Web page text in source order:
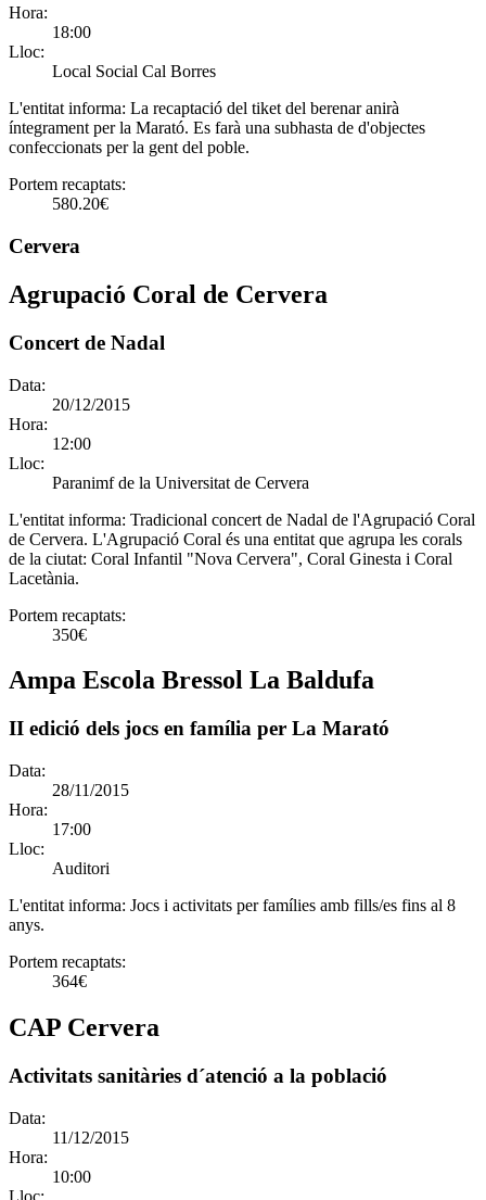
Hora:
18:00
Lloc:
Local Social Cal Borres
L'entitat informa: La recaptació del tiket del berenar anirà
íntegrament per la Marató. Es farà una subhasta de d'objectes
confeccionats per la gent del poble.
Portem recaptats:
580.20€
Cervera
Agrupació Coral de Cervera
Concert de Nadal
Data:
20/12/2015
Hora:
12:00
Lloc:
Paranimf de la Universitat de Cervera
L'entitat informa: Tradicional concert de Nadal de l'Agrupació Coral
de Cervera. L'Agrupació Coral és una entitat que agrupa les corals
de la ciutat: Coral Infantil "Nova Cervera", Coral Ginesta i Coral
Lacetània.
Portem recaptats:
350€
Ampa Escola Bressol La Baldufa
II edició dels jocs en família per La Marató
Data:
28/11/2015
Hora:
17:00
Lloc:
Auditori
L'entitat informa: Jocs i activitats per famílies amb fills/es fins al 8
anys.
Portem recaptats:
364€
CAP Cervera
Activitats sanitàries d´atenció a la població
Data:
11/12/2015
Hora:
10:00
Lloc: